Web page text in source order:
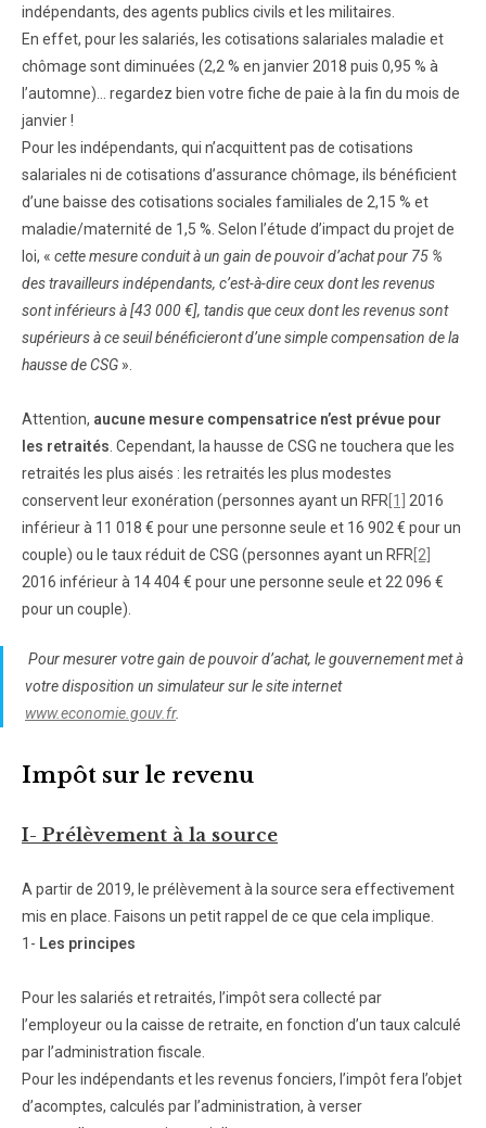
indépendants, des agents publics civils et les militaires.
En effet, pour les salariés, les cotisations salariales maladie et
chômage sont diminuées (2,2 % en janvier 2018 puis 0,95 % à
l’automne)… regardez bien votre fiche de paie à la fin du mois de
janvier !
Pour les indépendants, qui n’acquittent pas de cotisations
salariales ni de cotisations d’assurance chômage, ils bénéficient
d’une baisse des cotisations sociales familiales de 2,15 % et
maladie/maternité de 1,5 %. Selon l’étude d’impact du projet de
loi, « cette mesure conduit à un gain de pouvoir d’achat pour 75 %
des travailleurs indépendants, c’est-à-dire ceux dont les revenus
sont inférieurs à [43 000 €], tandis que ceux dont les revenus sont
supérieurs à ce seuil bénéficieront d’une simple compensation de la
hausse de CSG ».
Attention, aucune mesure compensatrice n’est prévue pour
les retraités . Cependant, la hausse de CSG ne touchera que les
retraités les plus aisés : les retraités les plus modestes
conservent leur exonération (personnes ayant un RFR [1]
2016
inférieur à 11 018 € pour une personne seule et 16 902 € pour un
couple) ou le taux réduit de CSG (personnes ayant un RFR [2]
2016 inférieur à 14 404 € pour une personne seule et 22 096 €
pour un couple).
Pour mesurer votre gain de pouvoir d’achat, le gouvernement met à
votre disposition un simulateur sur le site internet
www.economie.gouv.fr.
Impôt sur le revenu
I- Prélèvement à la source
A partir de 2019, le prélèvement à la source sera effectivement
mis en place. Faisons un petit rappel de ce que cela implique.
1- Les principes
Pour les salariés et retraités, l’impôt sera collecté par
l’employeur ou la caisse de retraite, en fonction d’un taux calculé
par l’administration fiscale.
Pour les indépendants et les revenus fonciers, l’impôt fera l’objet
d’acomptes, calculés par l’administration, à verser